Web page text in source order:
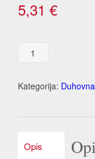
5,31 €
Dnevnik
Jozefina
Kategorija:
Opis